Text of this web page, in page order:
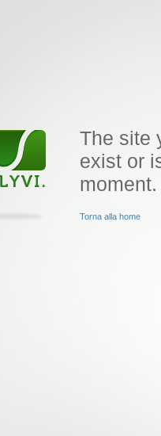
The site
exist or
moment.
Torna alla home